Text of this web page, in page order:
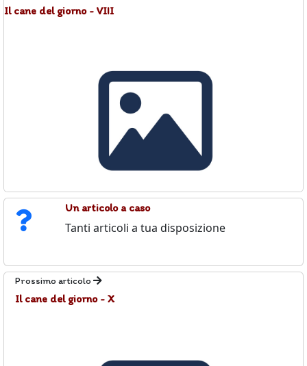
Il cane del giorno - VIII
Un articolo a caso
Tanti articoli a tua disposizione
Prossimo articolo
Il cane del giorno - X